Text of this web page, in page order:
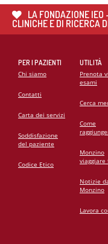
PROF. GIANFRANCO
CARDIO MONZINO 2025
LA FONDAZIONE
CLINICHE E DI RICERCA
PER I PAZIENTI
Chi siamo
Contatti
Carta dei servizi
Soddisfazione
del paziente
Codice Etico
UTILITÀ
Prenota
esami
Cerca
Come
Monzino
viaggiare
Notizie
Monzino
Lavora